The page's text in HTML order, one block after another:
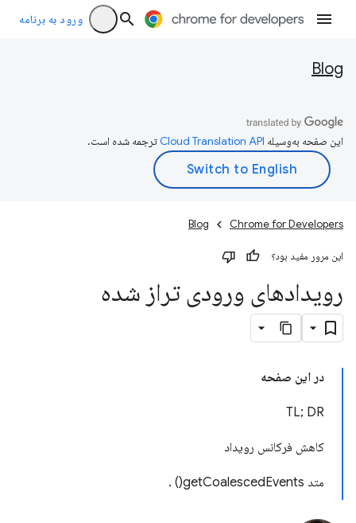
ورود به برنامه
Blog
این صفحه به‌وسیله ترجمه شده است.
Chrome for Developers
Blog
این مرور مفید بود؟
رویدادهای ورودی تراز شده
در این صفحه
TL; DR
کاهش فرکانس رویداد
متد getCoalescedEvents() .